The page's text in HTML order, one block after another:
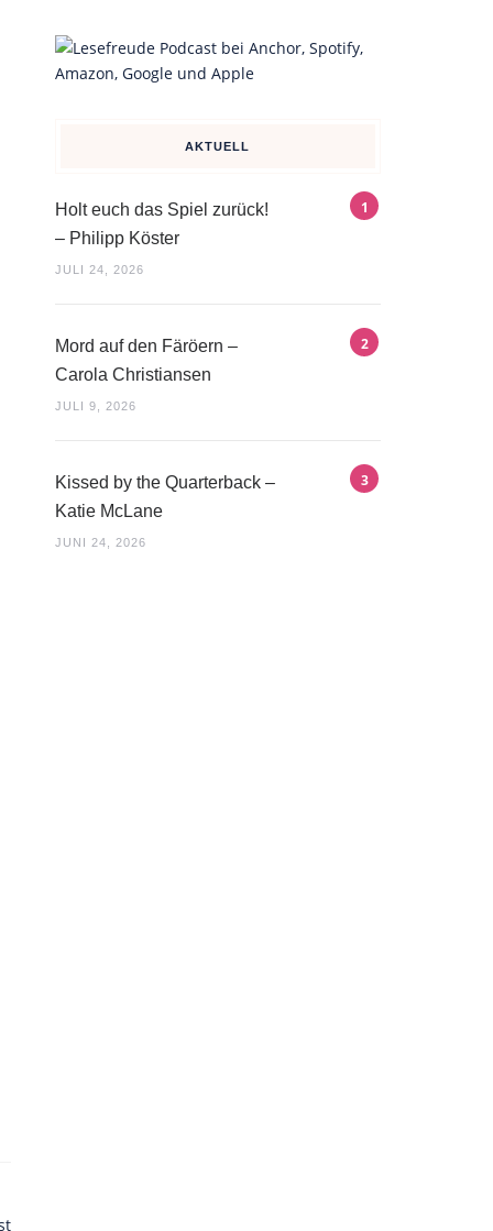
AKTUELL
Holt euch das Spiel zurück!
– Philipp Köster
JULI 24, 2026
Mord auf den Färöern –
Carola Christiansen
JULI 9, 2026
Kissed by the Quarterback –
Katie McLane
JUNI 24, 2026